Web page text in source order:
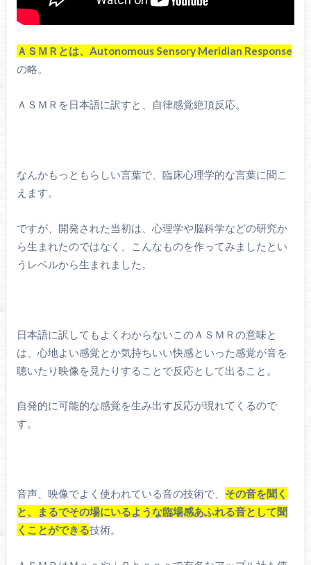
ＡＳＭＲとは、Autonomous Sensory Meridian Response
の略。
ＡＳＭＲを日本語に訳すと、自律感覚絶頂反応。
なんかもっともらしい言葉で、臨床心理学的な言葉に聞こ
えます。
ですが、開発された当初は、心理学や脳科学などの研究か
ら生まれたのではなく、こんなものを作ってみましたとい
うレベルから生まれました。
日本語に訳してもよくわからないこのＡＳＭＲの意味と
は、心地よい感覚とか気持ちいい快感といった感覚が音を
聴いたり映像を見たりすることで反応として出ること。
自発的に可能的な感覚を生み出す反応が現れてくるので
す。
音声、映像でよく使われている音の技術で、 その音を聞く
と、まるでその場にいるような臨場感あふれる音として聞
くことができる技術。